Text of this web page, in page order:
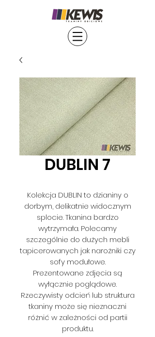
DUBLIN 7
Kolekcja DUBLIN to dzianiny o
dorbym, delikatnie widocznym
splocie. Tkanina bardzo
wytrzymała. Polecamy
szczególnie do dużych mebli
tapicerowanych jak narożniki czy
sofy modułowe.
Prezentowane zdjęcia są
wyłącznie poglądowe.
Rzeczywisty odcień lub struktura
tkaniny może się nieznaczni
różnić w zależności od partii
produktu.